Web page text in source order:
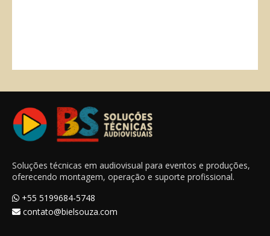
Soluções técnicas em audiovisual para eventos e produções,
oferecendo montagem, operação e suporte profissional.
+55 5199684-5748
contato@bielsouza.com